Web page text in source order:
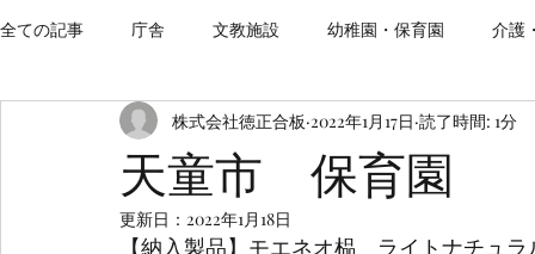
全ての記事 庁舎 文教施設 幼稚園・保育園 介護
天童市 保育園
株式会社徳正合板 2022年1月17日 読了時間: 1分
更新日： 2022年1月18日
【納入製品】モエネオ榀　ライトナチュラ